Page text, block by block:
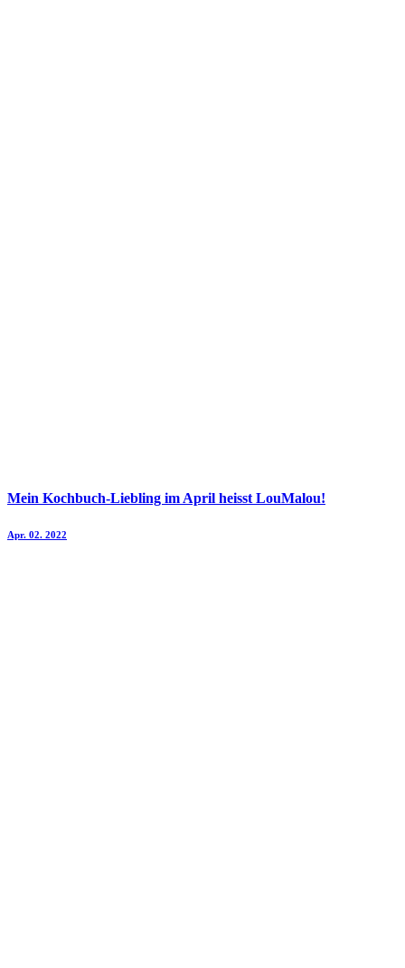
Mein Kochbuch-Liebling im April heisst LouMalou!
Apr. 02. 2022